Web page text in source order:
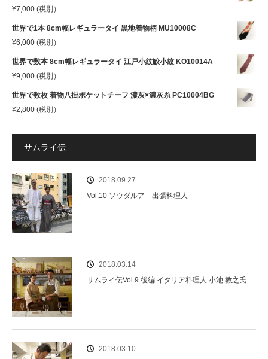
¥7,000 (税別）
世界で1本 8cm幅レギュラータイ 黒地着物柄 MU10008C
¥6,000 (税別）
世界で数本 8cm幅レギュラータイ 江戸小紋鮫小紋 KO10014A
¥9,000 (税別）
世界で数枚 着物八掛ポケットチーフ 濃灰×濃灰糸 PC10004BG
¥2,800 (税別）
サムライ伝
2018.09.27
Vol.10 ソウダルア 出張料理人
2018.03.14
サムライ伝Vol.9 後編 イタリア料理人 小池 教之氏
2018.03.10